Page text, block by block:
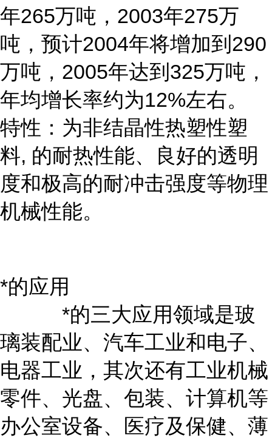
年265万吨，2003年275万
吨，预计2004年将增加到290
万吨，2005年达到325万吨，
年均增长率约为12%左右。
特性：为非结晶性热塑性塑
料, 的耐热性能、良好的透明
度和极高的耐冲击强度等物理
机械性能。
*的应用
*的三大应用领域是玻
璃装配业、汽车工业和电子、
电器工业，其次还有工业机械
零件、光盘、包装、计算机等
办公室设备、医疗及保健、薄